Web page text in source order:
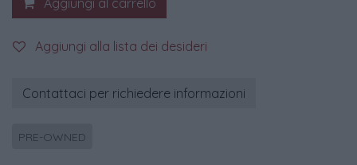
Aggiungi al carrello
Aggiungi alla lista dei desideri
Contattaci per richiedere informazioni
PRE-OWNED